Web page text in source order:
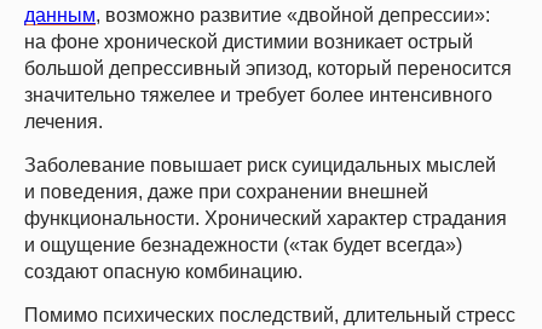
данным, возможно развитие «двойной депрессии»:
на фоне хронической дистимии возникает острый
большой депрессивный эпизод, который переносится
значительно тяжелее и требует более интенсивного
лечения.
Заболевание повышает риск суицидальных мыслей
и поведения, даже при сохранении внешней
функциональности. Хронический характер страдания
и ощущение безнадежности («так будет всегда»)
создают опасную комбинацию.
Помимо психических последствий, длительный стресс
Скидки до конца мая